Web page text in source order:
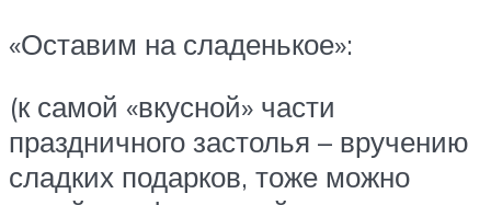
«Оставим на сладенькое»:
(к самой «вкусной» части
праздничного застолья – вручению
сладких подарков, тоже можно